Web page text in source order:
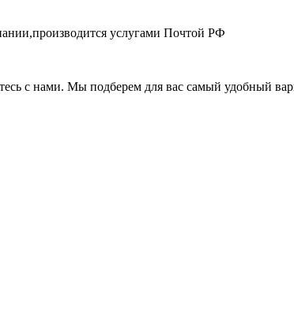
услугами Почтой РФ
с нами. Мы подберем для вас самый удобный